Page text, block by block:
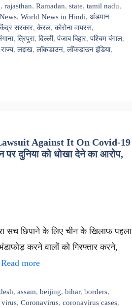
, rajasthan, Ramadan, state, tamil nadu,
, World News in Hindi, अंडमान
केंद्र सरकार,केरल,कोरोना वायरस,
,त्रिपुरा,दिल्ली,पंजाब बिहार,पश्चिम बंगाल,
राज्य,लद्दाख,लॉकडाउन,लॉकडाउन इंडिया,
Against It On Covid-19
दुनिया को धोखा देने का आरोप,
सच छिपाने के लिए चीन के खिलाफ पहला
करने वालों को गिरफ्तार करने,
Read more
,assam,beijing,bihar,borders,
virus, Coronavirus, coronavirus cases,